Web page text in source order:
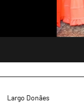
Largo Donães